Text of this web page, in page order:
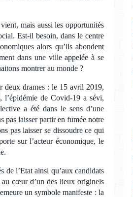
mais aussi les opportunités
Est-il besoin, dans le centre
alors qu’ils abondent
dans une ville appelée à se
montrer au monde ?
deux drames : le 15 avril 2019,
de Covid-19 a sévi,
a été dans le sens d’une
pas laisser partir en fumée notre
pas laisser se dissoudre ce qui
sur l’acteur économique, le
de l’Etat ainsi qu’aux candidats
cœur d’un des lieux originels
un symbole manifeste : la